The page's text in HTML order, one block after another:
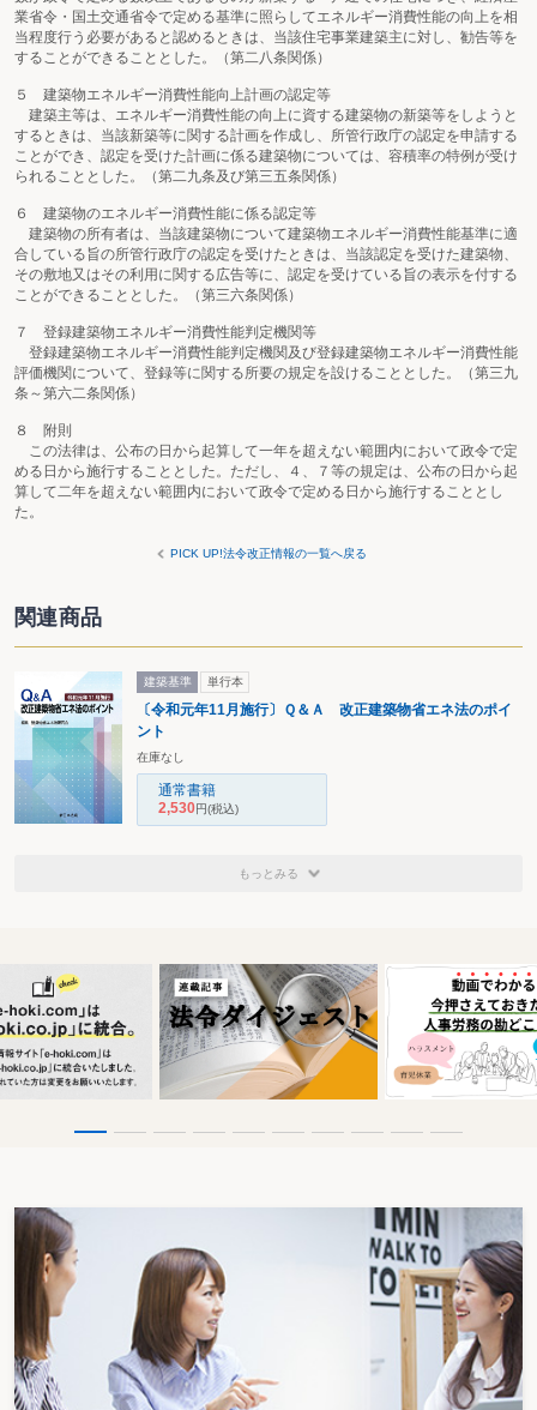
業省令・国土交通省令で定める基準に照らしてエネルギー消費性能の向上を相
当程度行う必要があると認めるときは、当該住宅事業建築主に対し、勧告等を
することができることとした。（第二八条関係）
５ 建築物エネルギー消費性能向上計画の認定等
建築主等は、エネルギー消費性能の向上に資する建築物の新築等をしようと
するときは、当該新築等に関する計画を作成し、所管行政庁の認定を申請する
ことができ、認定を受けた計画に係る建築物については、容積率の特例が受け
られることとした。（第二九条及び第三五条関係）
６ 建築物のエネルギー消費性能に係る認定等
建築物の所有者は、当該建築物について建築物エネルギー消費性能基準に適
合している旨の所管行政庁の認定を受けたときは、当該認定を受けた建築物、
その敷地又はその利用に関する広告等に、認定を受けている旨の表示を付する
ことができることとした。（第三六条関係）
７ 登録建築物エネルギー消費性能判定機関等
登録建築物エネルギー消費性能判定機関及び登録建築物エネルギー消費性能
評価機関について、登録等に関する所要の規定を設けることとした。（第三九
条～第六二条関係）
８ 附則
この法律は、公布の日から起算して一年を超えない範囲内において政令で定
める日から施行することとした。ただし、４、７等の規定は、公布の日から起
算して二年を超えない範囲内において政令で定める日から施行することとし
た。
PICK UP!法令改正情報の一覧へ戻る
関連商品
建築基準 単行本
〔令和元年11月施行〕Ｑ＆Ａ 改正建築物省エネ法のポイ
ント
在庫なし
通常書籍
2,530円(税込)
もっとみる